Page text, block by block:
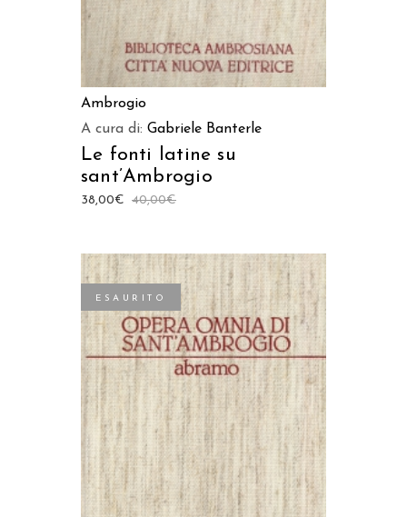
Ambrogio
A cura di: Gabriele Banterle
Le fonti latine su
sant’Ambrogio
40,00€
38,00€
ESAURITO
LEGGI TUTTO